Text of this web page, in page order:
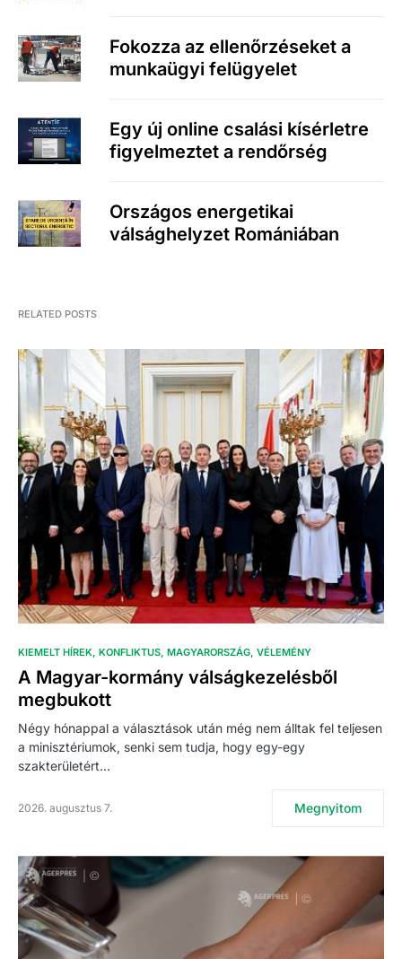
Fokozza az ellenőrzéseket a
munkaügyi felügyelet
Egy új online csalási kísérletre
figyelmeztet a rendőrség
Országos energetikai
válsághelyzet Romániában
RELATED POSTS
KIEMELT HÍREK KONFLIKTUS MAGYARORSZÁG VÉLEMÉNY
A Magyar-kormány válságkezelésből
megbukott
Négy hónappal a választások után még nem álltak fel teljesen
a minisztériumok, senki sem tudja, hogy egy-egy
szakterületért…
2026. augusztus 7. Megnyitom